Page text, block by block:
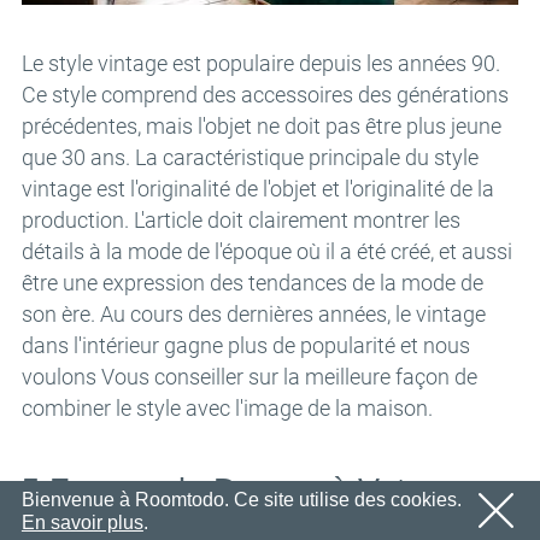
Mot de passe
OK
Inscription Rappeler le mot de passe
Veuillez suivre le lien contenu dans l'e-mail pour activer
votre compte
OK
Le style vintage est populaire depuis les années 90.
Ce style comprend des accessoires des générations
précédentes, mais l'objet ne doit pas être plus jeune
que 30 ans. La caractéristique principale du style
vintage est l'originalité de l'objet et l'originalité de la
production. L'article doit clairement montrer les
détails à la mode de l'époque où il a été créé, et aussi
être une expression des tendances de la mode de
son ère. Au cours des dernières années, le vintage
dans l'intérieur gagne plus de popularité et nous
voulons Vous conseiller sur la meilleure façon de
combiner le style avec l'image de la maison.
5 Façons de Donner à Votre
Bienvenue à Roomtodo. Ce site utilise des cookies.
En savoir plus.